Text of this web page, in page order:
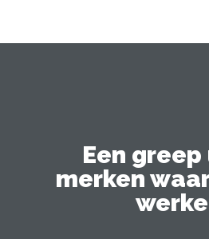
Een
merken